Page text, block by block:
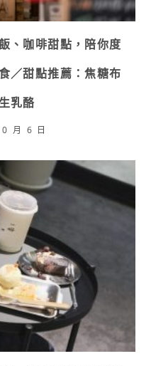
、咖啡甜點，陪你度
／甜點推薦：焦糖布
乳酪
月 6 日